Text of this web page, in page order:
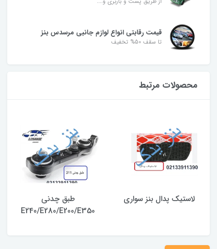
قیمت رقابتی انواع لوازم جانبی مرسدس بنز
تا سقف 50% تخفیف
محصولات مرتبط
لاستیک پدال بنز سواری
طبق چدنی
E240/E280/E200/E350